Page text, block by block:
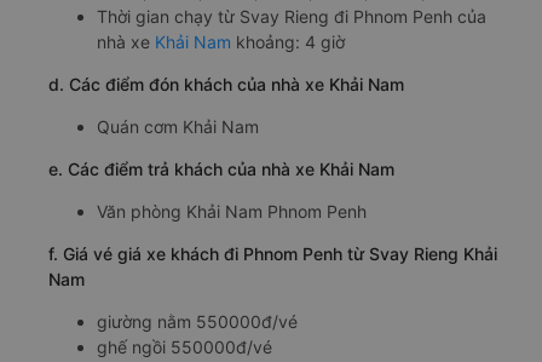
Thời gian chạy từ Svay Rieng đi Phnom Penh của
nhà xe Khải Nam khoảng: 4 giờ
d. Các điểm đón khách của nhà xe Khải Nam
Quán cơm Khải Nam
e. Các điểm trả khách của nhà xe Khải Nam
Văn phòng Khải Nam Phnom Penh
f. Giá vé giá xe khách đi Phnom Penh từ Svay Rieng Khải
Nam
giường nằm 550000đ/vé
ghế ngồi 550000đ/vé